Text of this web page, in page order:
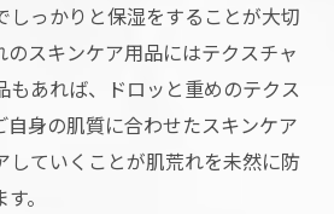
しっかりと保湿をすることが大切
のスキンケア用品にはテクスチャ
もあれば、ドロッと重めのテクス
自身の肌質に合わせたスキンケア
していくことが肌荒れを未然に防
。